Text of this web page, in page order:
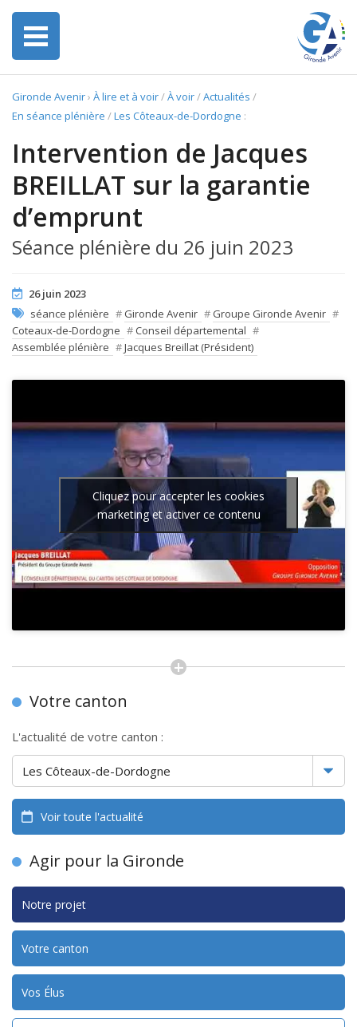
Gironde Avenir› À lire et à voir/À voir/Actualités /
En séance plénière /Les Côteaux-de-Dordogne :
Intervention de Jacques
BREILLAT sur la garantie
d’emprunt
Séance plénière du 26 juin 2023
26 juin 2023
séance plénière # Gironde Avenir # Groupe Gironde Avenir #
Coteaux-de-Dordogne # Conseil départemental #
Assemblée plénière #Jacques Breillat (Président)
Cliquez pour accepter les cookies
marketing et activer ce contenu
Votre canton
L'actualité de votre canton :
Voir toute l'actualité
Agir pour la Gironde
Notre projet
Votre canton
Vos Élus